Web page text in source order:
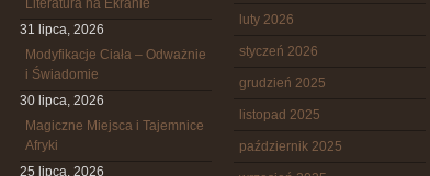
Literatura na Ekranie
31 lipca, 2026
Modyfikacje Ciała – Odważnie
i Świadomie
30 lipca, 2026
Magiczne Miejsca i Tajemnice
Afryki
25 lipca, 2026
luty 2026
styczeń 2026
grudzień 2025
listopad 2025
październik 2025